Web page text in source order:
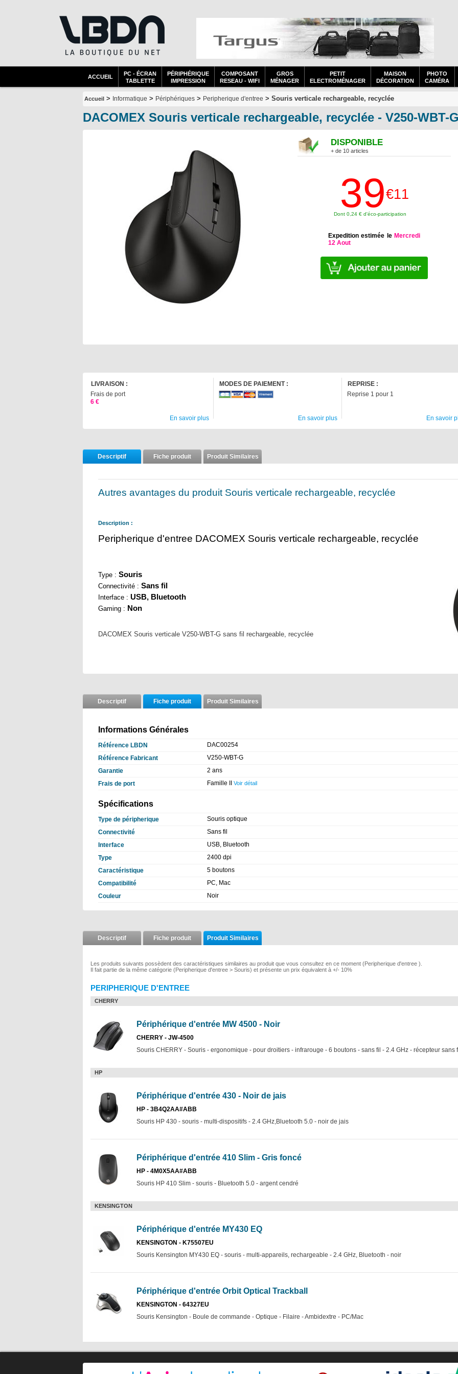
ACCUEIL
PC - ÉCRAN
TABLETTE
PÉRIPHÉRIQUE
IMPRESSION
COMPOSANT
RESEAU - WIFI
GROS
MÉNAGER
PETIT
ELECTROMÉNAGER
MAISON
DÉCORATION
PHOTO
CAMÉRA
Accueil > Informatique > Périphériques > Peripherique d'entree > Souris verticale rechargeable, recyclée
DACOMEX Souris verticale rechargeable, recyclée - V250-WBT-
DISPONIBLE
+ de 10 articles
39€11
Dont 0,24 € d'éco-participation
Expedition estimée le Mercredi
12 Aout
LIVRAISON :
Frais de port
6 €
En savoir plus
MODES DE PAIEMENT :
En savoir plus
REPRISE :
Reprise 1 pour 1
En savoir
Descriptif Fiche produit Produit Similaires
Autres avantages du produit Souris verticale rechargeable, recyclée
Description :
Peripherique d'entree DACOMEX Souris verticale rechargeable, recyclée
Type : Souris
Connectivité : Sans fil
Interface : USB, Bluetooth
Gaming : Non
DACOMEX Souris verticale V250-WBT-G sans fil rechargeable, recyclée
Descriptif Fiche produit Produit Similaires
Informations Générales
Référence LBDN
DAC00254
Référence Fabricant
V250-WBT-G
Garantie
2 ans
Frais de port
Famille II Voir détail
Spécifications
Type de péripherique
Souris optique
Connectivité
Sans fil
Interface
USB, Bluetooth
Type
2400 dpi
Caractéristique
5 boutons
Compatibilité
PC, Mac
Couleur
Noir
Descriptif Fiche produit Produit Similaires
Les produits suivants possèdent des caractéristiques similaires au produit que vous consultez en ce moment (Peripherique d'entree ).
Il fait partie de la même catégorie (Peripherique d'entree > Souris) et présente un prix équivalent à +/- 10%
PERIPHERIQUE D'ENTREE
CHERRY
Périphérique d'entrée MW 4500 - Noir
CHERRY - JW-4500
Souris CHERRY - Souris - ergonomique - pour droitiers - infrarouge - 6 boutons - sans fil - 2.4 GHz - récepteur sans
HP
Périphérique d'entrée 430 - Noir de jais
HP - 3B4Q2AA#ABB
Souris HP 430 - souris - multi-dispositifs - 2.4 GHz,Bluetooth 5.0 - noir de jais
Périphérique d'entrée 410 Slim - Gris foncé
HP - 4M0X5AA#ABB
Souris HP 410 Slim - souris - Bluetooth 5.0 - argent cendré
KENSINGTON
Périphérique d'entrée MY430 EQ
KENSINGTON - K75507EU
Souris Kensington MY430 EQ - souris - multi-appareils, rechargeable - 2.4 GHz, Bluetooth - noir
Périphérique d'entrée Orbit Optical Trackball
KENSINGTON - 64327EU
Souris Kensington - Boule de commande - Optique - Filaire - Ambidextre - PC/Mac